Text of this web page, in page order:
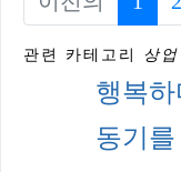
관련 카테고리 상
행복
동기